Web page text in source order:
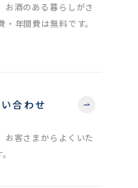
お酒のある暮らしがさ
年間費は無料です。
合わせ
お客さまからよくいた